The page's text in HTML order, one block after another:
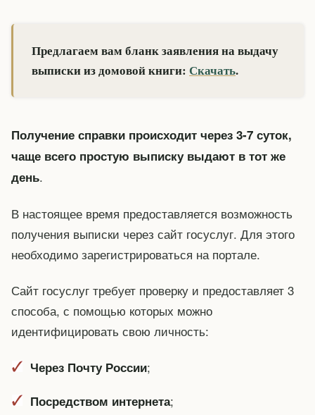
Предлагаем вам бланк заявления на выдачу
выписки из домовой книги: Скачать.
Получение справки происходит через 3-7 суток,
чаще всего простую выписку выдают в тот же
день.
В настоящее время предоставляется возможность
получения выписки через сайт госуслуг. Для этого
необходимо зарегистрироваться на портале.
Сайт госуслуг требует проверку и предоставляет 3
способа, с помощью которых можно
идентифицировать свою личность:
Через Почту России;
Посредством интернета;